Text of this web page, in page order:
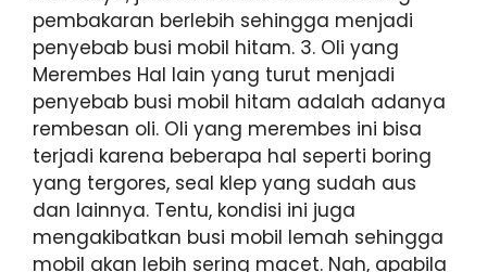
pembakaran berlebih sehingga menjadi
penyebab busi mobil hitam. 3. Oli yang
Merembes Hal lain yang turut menjadi
penyebab busi mobil hitam adalah adanya
rembesan oli. Oli yang merembes ini bisa
terjadi karena beberapa hal seperti boring
yang tergores, seal klep yang sudah aus
dan lainnya. Tentu, kondisi ini juga
mengakibatkan busi mobil lemah sehingga
mobil akan lebih sering macet. Nah, apabila